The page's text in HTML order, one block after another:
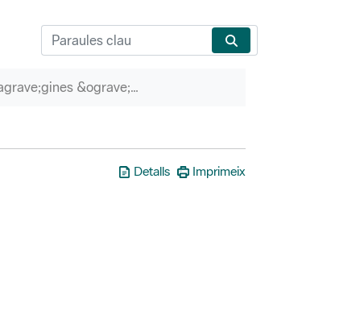
P&agrave;gines &ograve;rfenes
Detalls Imprimeix